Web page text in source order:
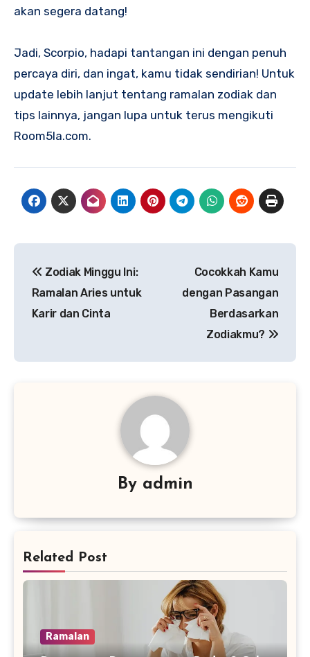
akan segera datang!
Jadi, Scorpio, hadapi tantangan ini dengan penuh
percaya diri, dan ingat, kamu tidak sendirian! Untuk
update lebih lanjut tentang ramalan zodiak dan
tips lainnya, jangan lupa untuk terus mengikuti
Room5la.com.
pos
Zodiak Minggu Ini:
Ramalan Aries untuk
Karir dan Cinta
Cocokkah Kamu
dengan Pasangan
Berdasarkan
Zodiakmu?
By admin
Related Post
Ramalan